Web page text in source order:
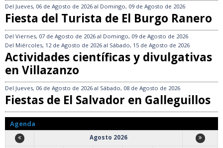
Del Jueves, 06 de Agosto de 2026 al Domingo, 09 de Agosto de 2026
Fiesta del Turista de El Burgo Ranero
Del Viernes, 07 de Agosto de 2026 al Domingo, 09 de Agosto de 2026
Del Miércoles, 12 de Agosto de 2026 al Sábado, 15 de Agosto de 2026
Actividades científicas y divulgativas
en Villazanzo
Del Jueves, 06 de Agosto de 2026 al Sábado, 08 de Agosto de 2026
Fiestas de El Salvador en Galleguillos
Agenda
Agosto 2026